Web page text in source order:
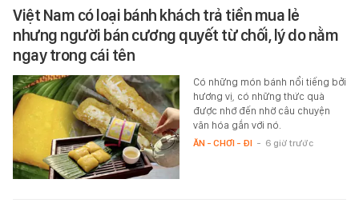
Việt Nam có loại bánh khách trả tiền mua lẻ
nhưng người bán cương quyết từ chối, lý do nằm
ngay trong cái tên
Có những món bánh nổi tiếng bởi
hương vị, có những thức quà
được nhớ đến nhờ câu chuyện
văn hóa gắn với nó.
ĂN - CHƠI - ĐI - 6 giờ trước